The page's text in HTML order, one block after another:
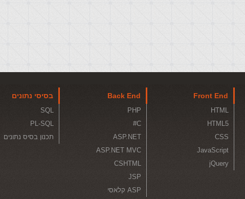
Front End
HTML
HTML5
CSS
JavaScript
jQuery
Back End
PHP
C#
ASP.NET
ASP.NET MVC
CSHTML
JSP
ASP קלאסי
בסיסי נתונים
SQL
PL-SQL
תכנון בסיס נתונים